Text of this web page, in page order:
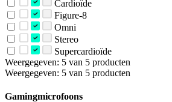
Cardioïde
Figure-8
Omni
Stereo
Supercardioïde
Weergegeven: 5 van 5 producten
Weergegeven: 5 van 5 producten
Gamingmicrofoons